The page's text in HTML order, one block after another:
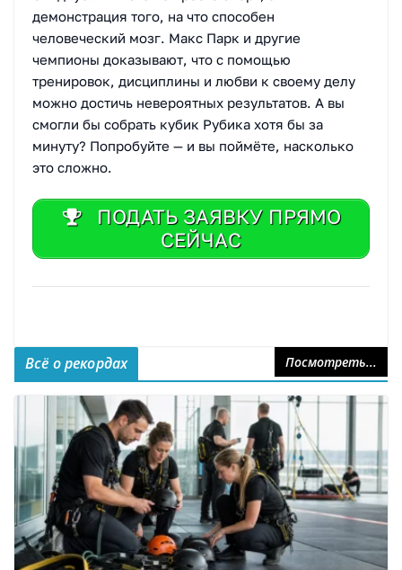
демонстрация того, на что способен
человеческий мозг. Макс Парк и другие
чемпионы доказывают, что с помощью
тренировок, дисциплины и любви к своему делу
можно достичь невероятных результатов. А вы
смогли бы собрать кубик Рубика хотя бы за
минуту? Попробуйте — и вы поймёте, насколько
это сложно.
ПОДАТЬ ЗАЯВКУ ПРЯМО
СЕЙЧАС
Всё о рекордах Посмотреть...